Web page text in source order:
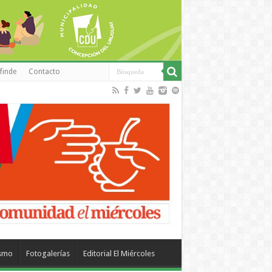
Contacto
Fotogalerías Editorial El Miércoles